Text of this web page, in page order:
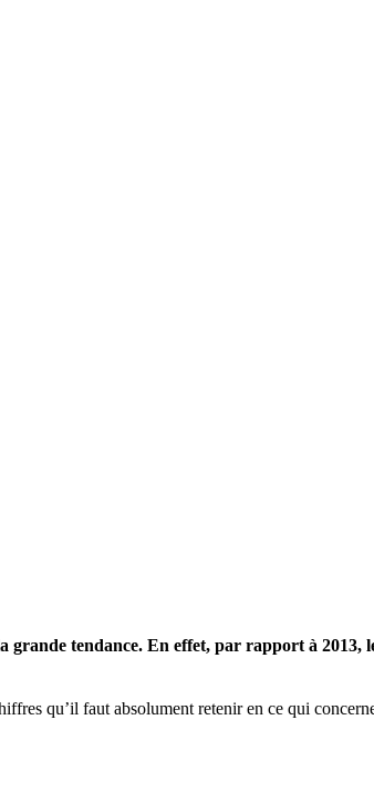
grande tendance. En effet, par rapport à 2013,
qu’il faut absolument retenir en ce qui